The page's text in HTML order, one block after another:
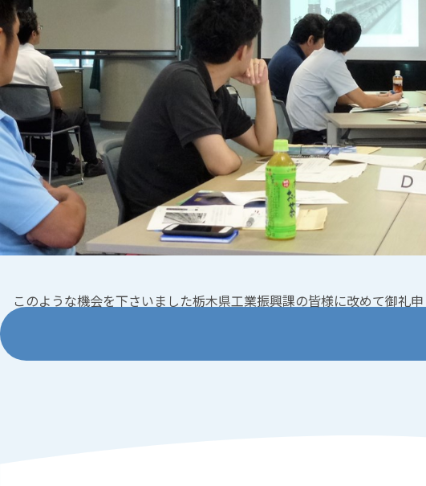
このような機会を下さいました栃木県工業振興課の皆様に改めて御礼